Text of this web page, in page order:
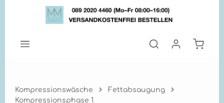
Zum Hauptinhalt springen
Kompressionswäsche
Fettabsaugung
Kompressionsphase 1